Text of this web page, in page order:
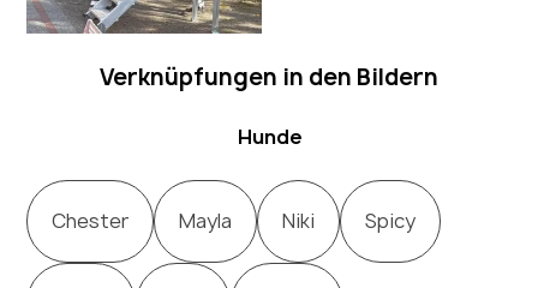
Verknüpfungen in den Bildern
Hunde
Chester Mayla Niki Spicy